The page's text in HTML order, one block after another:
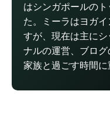
はシンガポールの
た。ミーラはヨガ
すが、現在は主に
ナルの運営、ブロ
家族と過ごす時間